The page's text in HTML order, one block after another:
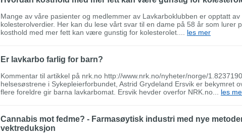
Mange av våre pasienter og medlemmer av Lavkarboklubben er opptatt av
kolesterolverdier. Her kan du lese vårt svar til en dame på 58 år som lurer
kosthold med mer fett kan være gunstig for kolesterolet.... les mer
Er lavkarbo farlig for barn?
Kommentar til artikkel på nrk.no http://www.nrk.no/nyheter/norge/
helsesøstrene i Sykepleierforbundet, Astrid Grydeland Ersvik er bekymret
flere foreldre gir barna lavkarbomat. Ersvik hevder overfor NRK.no... les
Cannabis mot fedme? - Farmasøytisk industri med nye
vektreduksjon